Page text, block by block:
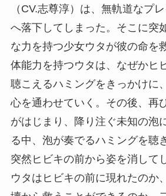
（CV.志尊淳）は、無軌道なプ
へ落下してしまった。そこに突
な力を持つ少女ウタが彼の命を
体能力を持つウタは、なぜかヒ
聴こえるハミングをきっかけに
心を通わせていく。その後、再
がはじまり、降り注ぐ未知の泡
る中、泡が奏でるハミングを聴
突然ヒビキの前から姿を消して
ウタはヒビキの前に現れたのか